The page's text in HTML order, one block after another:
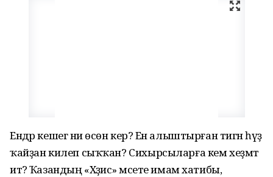
Ендәр кешегә ни өсөн керә? Ен алыштырған тигән һүҙ
ҡайҙан килеп сыҡҡан? Сихырсыларға кем хеҙмәт
итә? Ҡазандың «Хәҙисә» мәсете имам хатибы,